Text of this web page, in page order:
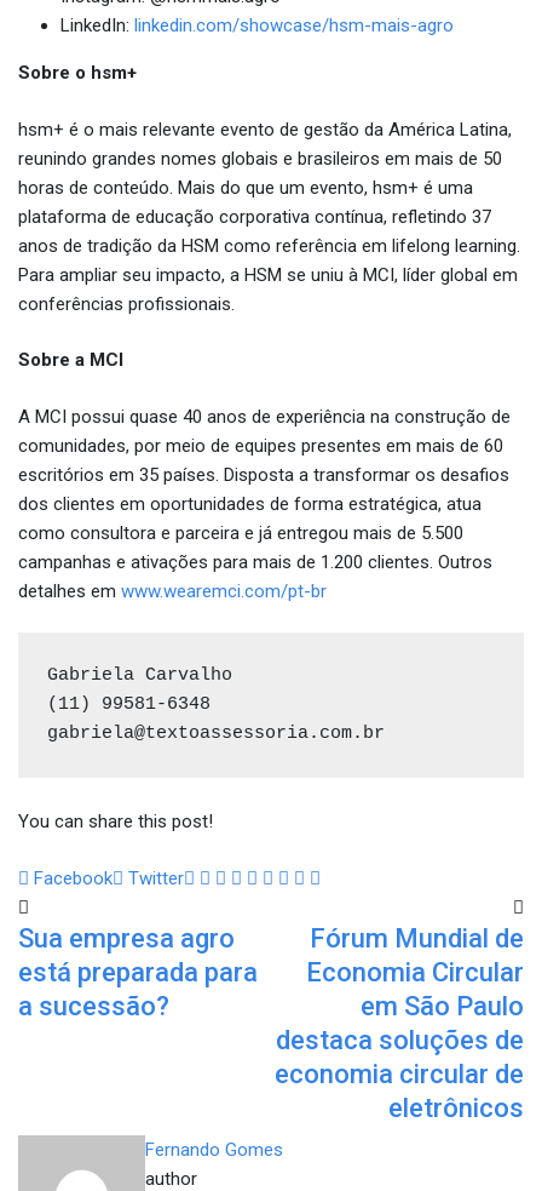
LinkedIn: linkedin.com/showcase/hsm-mais-agro
Sobre o hsm+
hsm+ é o mais relevante evento de gestão da América Latina,
reunindo grandes nomes globais e brasileiros em mais de 50
horas de conteúdo. Mais do que um evento, hsm+ é uma
plataforma de educação corporativa contínua, refletindo 37
anos de tradição da HSM como referência em lifelong learning.
Para ampliar seu impacto, a HSM se uniu à MCI, líder global em
conferências profissionais.
Sobre a MCI
A MCI possui quase 40 anos de experiência na construção de
comunidades, por meio de equipes presentes em mais de 60
escritórios em 35 países. Disposta a transformar os desafios
dos clientes em oportunidades de forma estratégica, atua
como consultora e parceira e já entregou mais de 5.500
campanhas e ativações para mais de 1.200 clientes. Outros
detalhes em www.wearemci.com/pt-br
Gabriela Carvalho
(11) 99581-6348
gabriela@textoassessoria.com.br
You can share this post!
Facebook Twitter Google+
LinkedIn
Whatsapp
StumbleUpon
Tumblr
Pinterest
Reddit
Share
Email
Sua empresa agro
está preparada para
a sucessão?
Fórum Mundial de
Economia Circular
em São Paulo
destaca soluções de
economia circular de
eletrônicos
Fernando Gomes
author